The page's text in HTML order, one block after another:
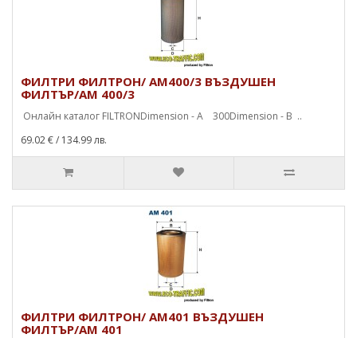
ФИЛТРИ ФИЛТРОН/ AM400/3 ВЪЗДУШЕН
ФИЛТЪР/AM 400/3
Онлайн каталог FILTRONDimension - A 300Dimension - B ..
69.02 €/ 134.99 лв.
ФИЛТРИ ФИЛТРОН/ AM401 ВЪЗДУШЕН
ФИЛТЪР/AM 401